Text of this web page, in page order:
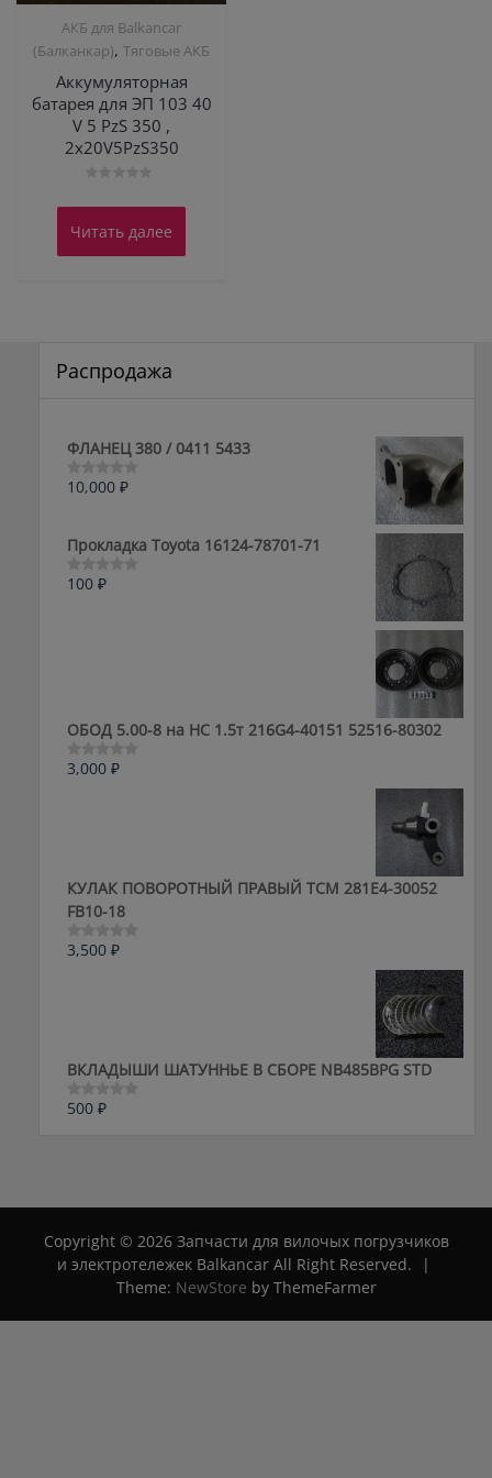
АКБ для Balkanсar
(Балканкар),Тяговые АКБ
Аккумуляторная
батарея для ЭП 103 40
V 5 PzS 350 ,
2х20V5PzS350
0
5
Читать далее
Распродажа
ФЛАНЕЦ 380 / 0411 5433
Оценка
5
10,000 ₽
Прокладка Toyota 16124-78701-71
Оценка
100 ₽
ОБОД 5.00-8 на HC 1.5т 216G4-40151 52516-80302
Оценка
3,000 ₽
КУЛАК ПОВОРОТНЫЙ ПРАВЫЙ ТСМ 281E4-30052
FB10-18
Оценка
3,500 ₽
ВКЛАДЫШИ ШАТУННЬЕ В СБОРЕ NB485BPG STD
Оценка
500 ₽
Copyright © 2026 Запчасти для вилочых погрузчиков
и электротележек Balkancar All Right Reserved.
|
Theme: NewStore by ThemeFarmer